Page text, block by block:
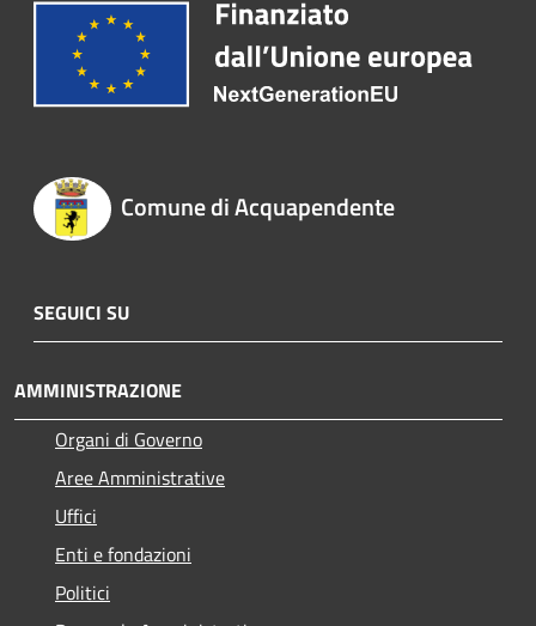
Comune di Acquapendente
SEGUICI SU
AMMINISTRAZIONE
Organi di Governo
Aree Amministrative
Uffici
Enti e fondazioni
Politici